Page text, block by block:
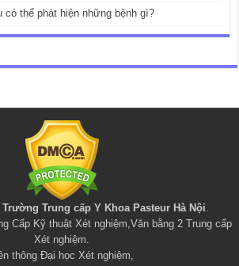
thể phát hiện những bệnh gì?
Trung cấp Y Khoa Pasteur Hà Nội.
Cấp Kỹ thuật Xét nghiệm,Văn bằng 2 Trung cấp
Xét nghiệm.
thông Đại học Xét nghiệm,